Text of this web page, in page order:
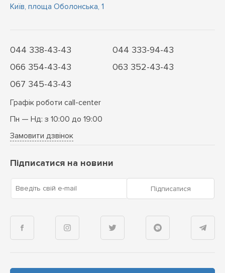
Київ, площа Оболонська, 1
044 338-43-43
044 333-94-43
066 354-43-43
063 352-43-43
067 345-43-43
Графік роботи call-center
Пн — Нд: з 10:00 до 19:00
Замовити дзвінок
Підписатися на новини
Введіть свій e-mail Підписатися